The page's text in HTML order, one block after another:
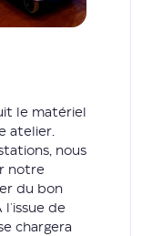
le matériel
atelier.
nous
notre
du bon
de
chargera